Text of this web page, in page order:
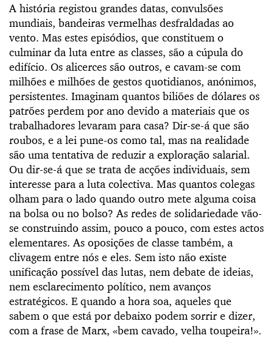
A história registou grandes datas, convulsões
mundiais, bandeiras vermelhas desfraldadas ao
vento. Mas estes episódios, que constituem o
culminar da luta entre as classes, são a cúpula do
edifício. Os alicerces são outros, e cavam-se com
milhões e milhões de gestos quotidianos, anónimos,
persistentes. Imaginam quantos biliões de dólares os
patrões perdem por ano devido a materiais que os
trabalhadores levaram para casa? Dir-se-á que são
roubos, e a lei pune-os como tal, mas na realidade
são uma tentativa de reduzir a exploração salarial.
Ou dir-se-á que se trata de acções individuais, sem
interesse para a luta colectiva. Mas quantos colegas
olham para o lado quando outro mete alguma coisa
na bolsa ou no bolso? As redes de solidariedade vão-
se construindo assim, pouco a pouco, com estes actos
elementares. As oposições de classe também, a
clivagem entre nós e eles. Sem isto não existe
unificação possível das lutas, nem debate de ideias,
nem esclarecimento político, nem avanços
estratégicos. E quando a hora soa, aqueles que
sabem o que está por debaixo podem sorrir e dizer,
com a frase de Marx, «bem cavado, velha toupeira!».